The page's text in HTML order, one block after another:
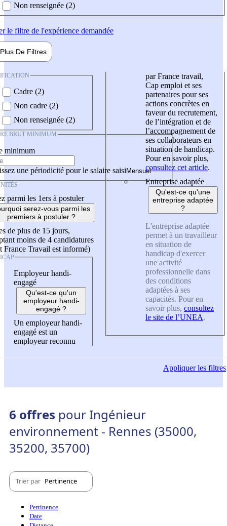
Non renseignée (2)
le filtre de l'expérience demandée
Plus De Filtres
Cadre (2)
Non cadre (2)
Non renseignée (2)
BRUT MINIMUM
minimum
une périodicité pour le salaire saisi
parmi les 1ers à postuler
serez-vous parmi les
premiers à postuler ?
de plus de 15 jours,
moins de 4 candidatures
France Travail est informé)
Employeur handi-
engagé
Qu'est-ce qu'un
employeur handi-
engagé ?
Un employeur handi-
engagé est un
employeur reconnu
par France travail,
Cap emploi et ses
partenaires pour ses
actions concrètes en
faveur du recrutement,
de l’intégration et de
l’accompagnement de
ses collaborateurs en
situation de handicap.
Pour en savoir plus,
consultez cet article.
Entreprise adaptée
Qu'est-ce qu'une
entreprise adaptée
?
L'entreprise adaptée
permet à un travailleur
en situation de
handicap d'exercer
une activité
professionnelle dans
des conditions
adaptées à ses
capacités. Pour en
savoir plus, consultez
le site de l’UNEA.
Appliquerles filtres
6 offres pour Ingénieur
environnement - Rennes (35000,
35200, 35700)
Trier par Pertinence
Pertinence
Date